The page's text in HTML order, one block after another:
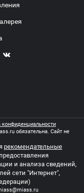
конфиденциальности
обязательна. Сайт не
рекомендательные
и анализа сведений,
сети "Интернет",